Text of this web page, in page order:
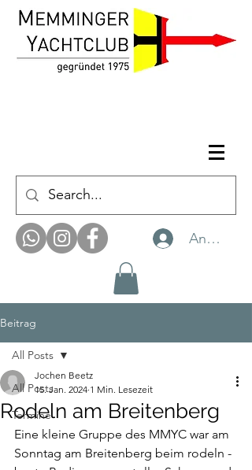
Anmelden
Beitrag
All Posts
Termine
All Posts
Rodeln am Breitenberg
Jochen Beetz
15. Jan. 2024 1 Min. Lesezeit
Eine kleine Gruppe des MMYC war am
Sonntag am Breitenberg beim rodeln -